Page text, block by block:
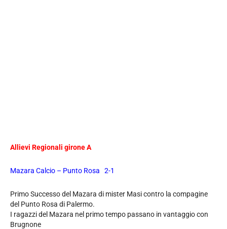
Allievi Regionali girone A
Mazara Calcio – Punto Rosa 2-1
Primo Successo del Mazara di mister Masi contro la compagine
del Punto Rosa di Palermo.
I ragazzi del Mazara nel primo tempo passano in vantaggio con
Brugnone